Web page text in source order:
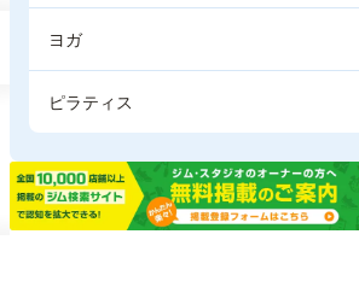
ヨガ
ピラティス